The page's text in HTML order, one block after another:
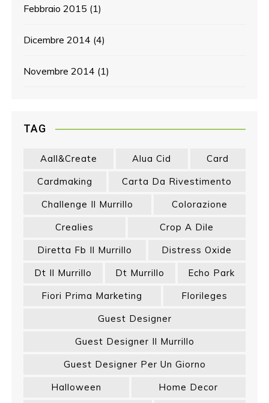
Febbraio 2015 (1)
Dicembre 2014 (4)
Novembre 2014 (1)
TAG
Aall&create Alua Cid
Card
Cardmaking
Carta Da Rivestimento
Challenge Il Murrillo
Colorazione
Crealies
Crop A Dile
Diretta Fb Il Murrillo
Distress Oxide
Dt Il Murrillo
Dt Murrillo
Echo Park
Fiori Prima Marketing
Florileges
Guest Designer
Guest Designer Il Murrillo
Guest Designer Per Un Giorno
Halloween
Home Decor